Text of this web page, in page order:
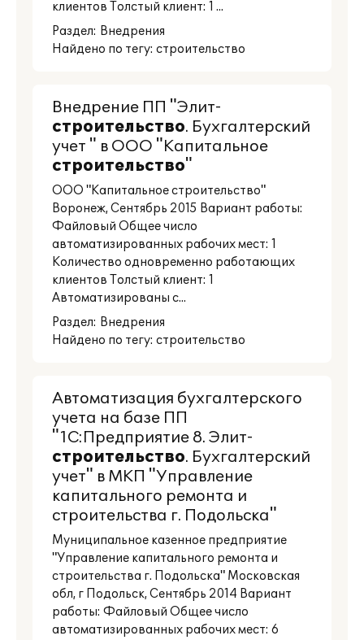
клиентов Толстый клиент: 1 ...
Раздел: Внедрения
Найдено по тегу: строительство
Внедрение ПП "Элит-
строительство. Бухгалтерский
учет " в ООО "Капитальное
строительство"
ООО "Капитальное строительство"
Воронеж, Сентябрь 2015 Вариант работы:
Файловый Общее число
автоматизированных рабочих мест: 1
Количество одновременно работающих
клиентов Толстый клиент: 1
Автоматизированы с...
Раздел: Внедрения
Найдено по тегу: строительство
Автоматизация бухгалтерского
учета на базе ПП
"1С:Предприятие 8. Элит-
строительство. Бухгалтерский
учет" в МКП "Управление
капитального ремонта и
строительства г. Подольска"
Муниципальное казенное предприятие
"Управление капитального ремонта и
строительства г. Подольска" Московская
обл, г Подольск, Сентябрь 2014 Вариант
работы: Файловый Общее число
автоматизированных рабочих мест: 6